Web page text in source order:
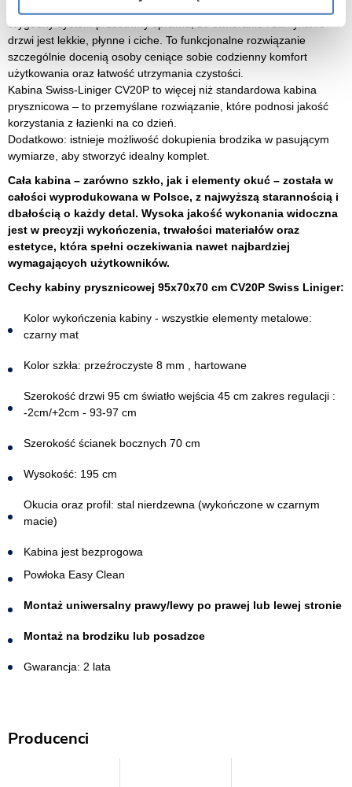
Wygodny system przesuwny sprawia, że otwieranie i zamykanie
drzwi jest lekkie, płynne i ciche. To funkcjonalne rozwiązanie
szczególnie docenią osoby ceniące sobie codzienny komfort
użytkowania oraz łatwość utrzymania czystości.
Kabina Swiss-Liniger CV20P to więcej niż standardowa kabina
prysznicowa – to przemyślane rozwiązanie, które podnosi jakość
korzystania z łazienki na co dzień.
Dodatkowo: istnieje możliwość dokupienia brodzika w pasującym
wymiarze, aby stworzyć idealny komplet.
Cała kabina – zarówno szkło, jak i elementy okuć – została w
całości wyprodukowana w Polsce, z najwyższą starannością i
dbałością o każdy detal. Wysoka jakość wykonania widoczna
jest w precyzji wykończenia, trwałości materiałów oraz
estetyce, która spełni oczekiwania nawet najbardziej
wymagających użytkowników.
Cechy kabiny prysznicowej 95x70x70 cm CV20P Swiss Liniger:
Kolor wykończenia kabiny - wszystkie elementy metalowe:
czarny mat
Kolor szkła: przeźroczyste 8 mm , hartowane
Szerokość drzwi 95 cm światło wejścia 45 cm zakres regulacji :
-2cm/+2cm - 93-97 cm
Szerokość ścianek bocznych 70 cm
Wysokość: 195 cm
Okucia oraz profil: stal nierdzewna (wykończone w czarnym
macie)
Kabina jest bezprogowa​
Powłoka Easy Clean
Montaż uniwersalny prawy/lewy po prawej lub lewej stronie
Montaż na brodziku lub posadzce
Gwarancja: 2 lata
Producenci